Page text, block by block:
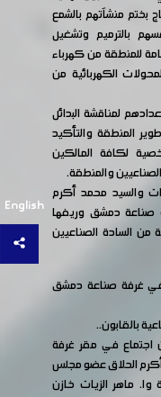
English
بختم منشآتهم بالشمع
بالترميم وتشغيل
للمنطقة من كهرباء
الكهربائية من
لمناقشة البدائل
المنطقة والتأكيد
لكافة المالكين
والمنطقة.
والسيد محمد أكرم
صناعة دمشق وريفها
من السادة الصناعيين
غرفة صناعة دمشق
بالقابون..
القابون اجتماع في مقر غرفة
الحلاق عضو مجلس
وا. ماهر الزيات خازن